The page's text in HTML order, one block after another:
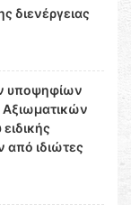
διενέργειας
υποψηφίων
Αξιωματικών
από ιδιώτες